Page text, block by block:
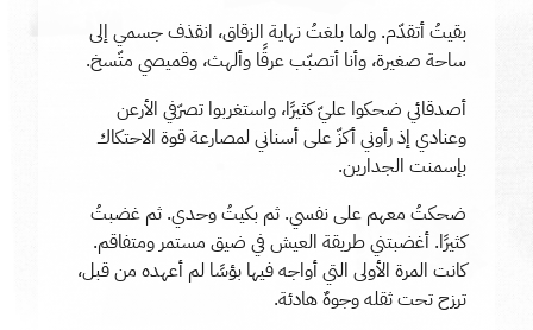
بقيتُ أتقدّم. ولما بلغتُ نهاية الزقاق، انقذف جسمي إلى
ساحة صغيرة، وأنا أتصبّب عرقًا وألهث، وقميصي متّسخ.
أصدقائي ضحكوا عليّ كثيرًا، واستغربوا تصرّفي الأرعن
وعنادي إذ رأوني أكزّ على أسناني لمصارعة قوة الاحتكاك
بإسمنت الجدارين.
ضحكتُ معهم على نفسي. ثم بكيتُ وحدي. ثم غضبتُ
كثيرًا. أغضبتني طريقة العيش في ضيق مستمر ومتفاقم.
كانت المرة الأولى التي أواجه فيها بؤسًا لم أعهده من قبل،
ترزح تحت ثقله وجوهٌ هادئة.